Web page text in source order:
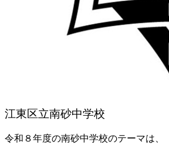
江東区立南砂中学校
令和８年度の南砂中学校のテーマは、